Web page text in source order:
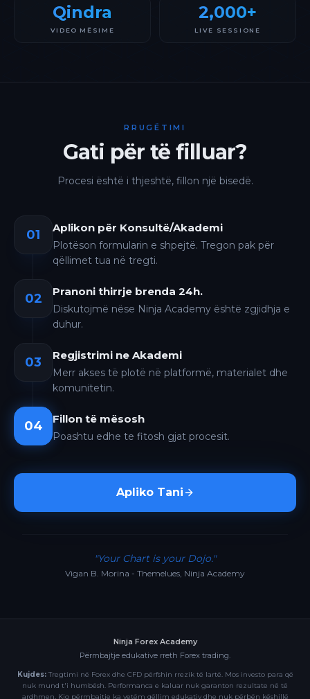
Qindra
VIDEO MËSIME
2,000+
LIVE SESSIONE
RRUGËTIMI
Gati për të filluar?
Procesi është i thjeshtë, fillon një bisedë.
01 Aplikon për Konsultë/Akademi
Plotëson formularin e shpejtë. Tregon pak për
qëllimet tua në tregti.
02 Pranoni thirrje brenda 24h.
Diskutojmë nëse Ninja Academy është zgjidhja e
duhur.
03 Regjistrimi ne Akademi
Merr akses të plotë në platformë, materialet dhe
komunitetin.
04 Fillon të mësosh
Poashtu edhe te fitosh gjat procesit.
Apliko Tani
"Your Chart is your Dojo."
Vigan B. Morina - Themelues, Ninja Academy
Ninja Forex Academy
Përmbajtje edukative rreth Forex trading.
Kujdes:Tregtimi në Forex dhe CFD përfshin rrezik të lartë. Mos investo para që
nuk mund t'i humbësh. Performanca e kaluar nuk garanton rezultate në të
ardhmen. Kjo përmbajtje ka vetëm qëllim edukativ dhe nuk përbën këshillë